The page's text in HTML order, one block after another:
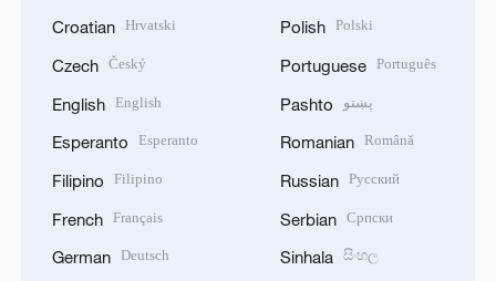
Croatian Hrvatski
Czech Český
English English
Esperanto Esperanto
Filipino Filipino
French Français
German Deutsch
Polish Polski
Portuguese Português
Pashto پښتو
Romanian Română
Russian Русский
Serbian Српски
Sinhala සිංහල